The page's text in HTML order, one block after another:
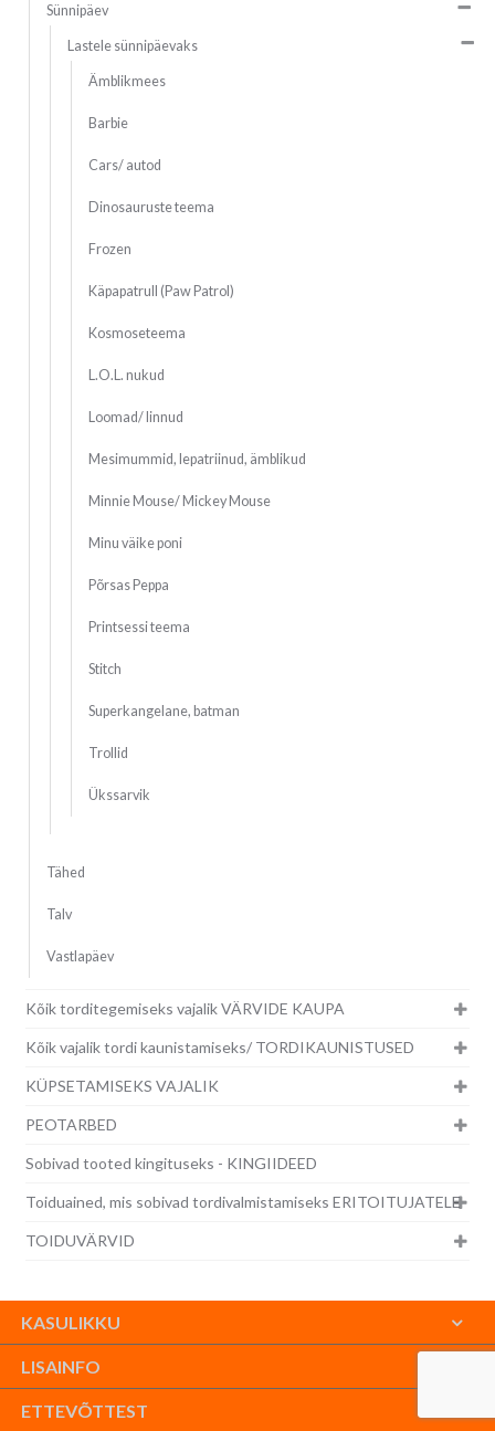
Sünnipäev
Lastele sünnipäevaks
Ämblikmees
Barbie
Cars/ autod
Dinosauruste teema
Frozen
Käpapatrull (Paw Patrol)
Kosmoseteema
L.O.L. nukud
Loomad/ linnud
Mesimummid, lepatriinud, ämblikud
Minnie Mouse/ Mickey Mouse
Minu väike poni
Põrsas Peppa
Printsessi teema
Stitch
Superkangelane, batman
Trollid
Ükssarvik
Tähed
Talv
Vastlapäev
Kõik torditegemiseks vajalik VÄRVIDE KAUPA
Kõik vajalik tordi kaunistamiseks/ TORDIKAUNISTUSED
KÜPSETAMISEKS VAJALIK
PEOTARBED
Sobivad tooted kingituseks - KINGIIDEED
Toiduained, mis sobivad tordivalmistamiseks ERITOITUJATELE
TOIDUVÄRVID
KASULIKKU
LISAINFO
ETTEVÕTTEST